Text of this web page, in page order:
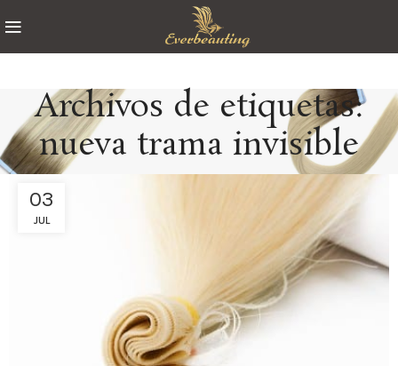
Archivos de etiquetas:
nueva trama invisible
03
JUL